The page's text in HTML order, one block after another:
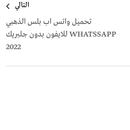
التالي
تحميل واتس اب بلس الذهبي
WHATSSAPP للايفون بدون جلبريك
2022